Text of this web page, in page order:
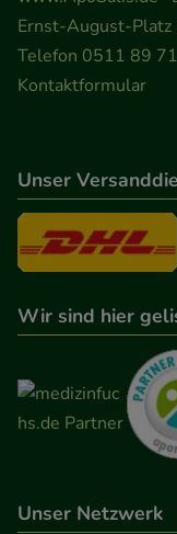
Ernst-August-Platz
Telefon 0511 89
Kontaktformular
Unser
Wir sind hier
Unser Netzwerk